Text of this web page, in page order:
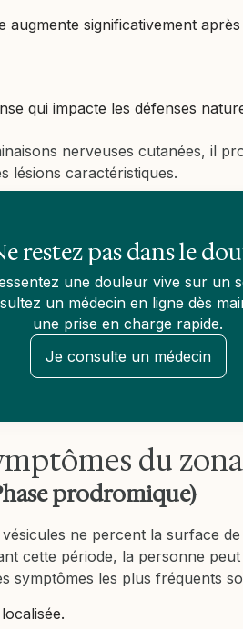
augmente significativement
qui impacte les défenses
nerveuses cutanées, il
lésions caractéristiques.
restez pas dans le
une douleur vive sur un
un médecin en ligne dès
une prise en charge rapide.
Je consulte un médecin
du zona
prodromique)
ne percent la surface
cette période, la personne
symptômes les plus fréquents